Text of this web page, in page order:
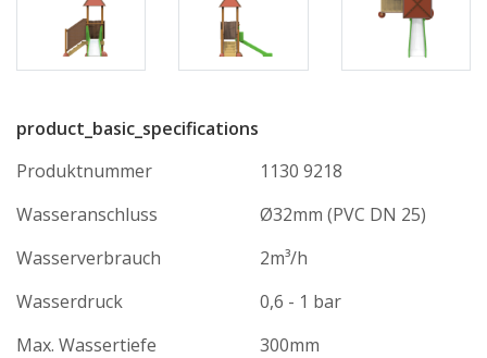
product_basic_specifications
Produktnummer
1130 9218
Wasseranschluss
Ø32mm (PVC DN 25)
Wasserverbrauch
2m³/h
Wasserdruck
0,6 - 1 bar
Max. Wassertiefe
300mm